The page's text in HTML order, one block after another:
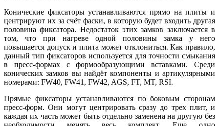
Конические фиксаторы устанавливаются прямо на плиты и
центрируют их за счёт фаски, в которую будет входить другая
половина фиксатора. Недостаток этих замков заключается в
том, что при нагреве одной половины замка у него
повышается допуск и плита может отклониться. Как правило,
данный тип фиксаторов используется для точности смыкания
в пресс-формах с формообразующими вставками. Среди
конических замков вы найдёт компоненты и артикулярными
номерами: FW40, FW41, FW42, AGS, FT, MT, RSI.
Прямые фиксаторы устанавливаются по боковым сторонам
пресс-форм. Они могут центрировать сразу до трех плит, и
каждая их часть может быть отдельно заменена на другую без